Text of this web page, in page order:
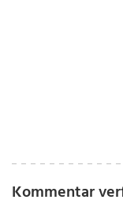
Kommentar